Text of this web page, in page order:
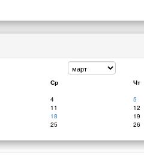
Ср
Чт
4
5
11
12
18
19
25
26